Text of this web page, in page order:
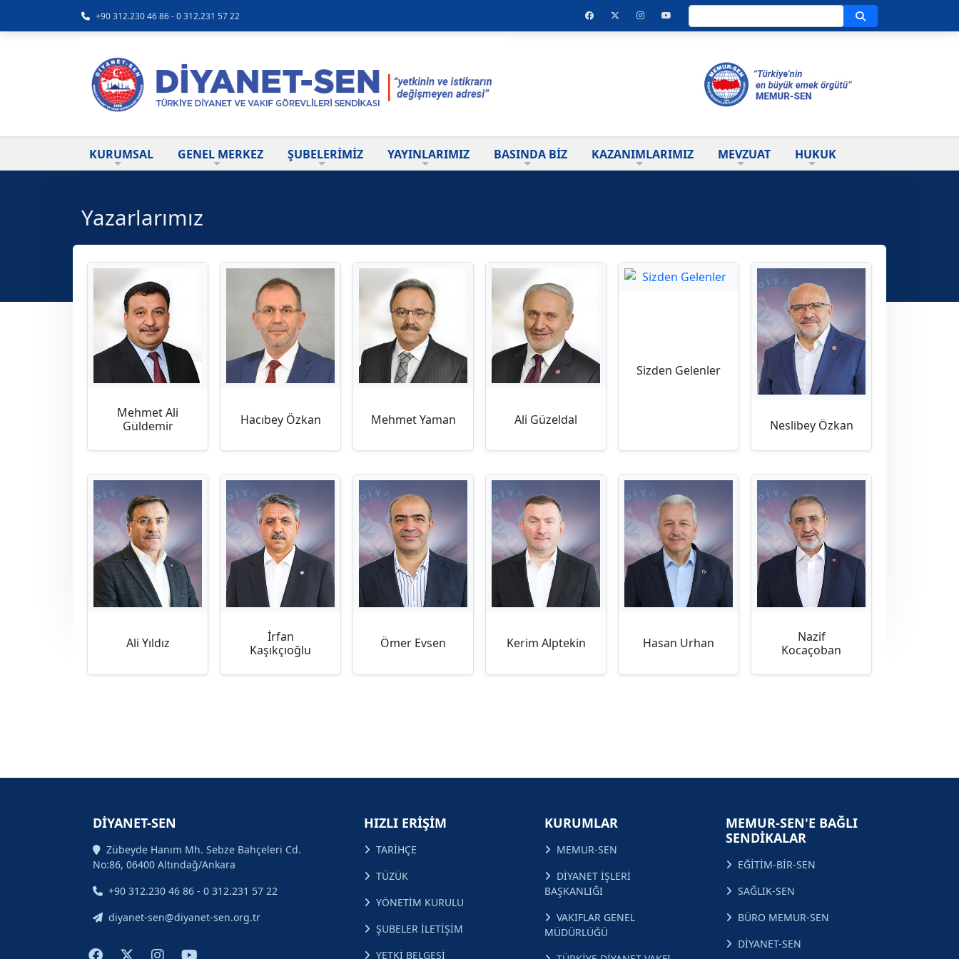
+90 312.230 46 86 - 0 312.231 57 22
KURUMSAL GENEL MERKEZ ŞUBELERİMİZ YAYINLARIMIZ BASINDA BİZ KAZANIMLARIMIZ MEVZUAT HUKUK
Yazarlarımız
Mehmet Ali
Güldemir
Hacıbey Özkan Mehmet Yaman Ali Güzeldal
Sizden Gelenler
Neslibey Özkan
Ali Yıldız
İrfan
Kaşıkçıoğlu
Ömer Evsen Kerim Alptekin Hasan Urhan
Nazif
Kocaçoban
DİYANET-SEN
Zübeyde Hanım Mh. Sebze Bahçeleri Cd.
No:86, 06400 Altındağ/Ankara
+90 312.230 46 86 - 0 312.231 57 22
diyanet-sen@diyanet-sen.org.tr
HIZLI ERİŞİM
TARİHÇE
TÜZÜK
YÖNETİM KURULU
ŞUBELER İLETİŞİM
YETKİ BELGESİ
KURUMLAR
MEMUR-SEN
DİYANET İŞLERİ
BAŞKANLIĞI
VAKIFLAR GENEL
MÜDÜRLÜĞÜ
MEMUR-SEN'E BAĞLI
SENDİKALAR
EĞİTİM-BİR-SEN
SAĞLIK-SEN
BÜRO MEMUR-SEN
DİYANET-SEN